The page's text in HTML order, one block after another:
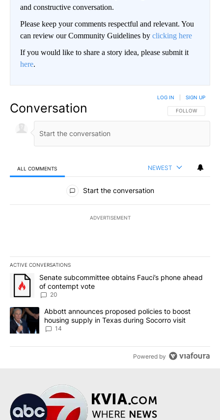
and constructive conversation.
Please keep your comments respectful and relevant. You
can review our Community Guidelines by clicking here
If you would like to share a story idea, please submit it
here.
Conversation FOLLOW THIS
FOLLOW
LOG IN SIGN UP
ALL COMMENTS NEWEST
All Comments
Start the conversation
ADVERTISEMENT
ACTIVE CONVERSATIONS
The following is a list of the most commented articles in the last
A trending article titled "Senate subcommittee obtains Fauci’s
Senate subcommittee obtains Fauci’s phone ahead
of contempt vote
20
A trending article titled "Abbott announces proposed policies to
Abbott announces proposed policies to boost
housing supply in Texas during Socorro visit
14
Powered by